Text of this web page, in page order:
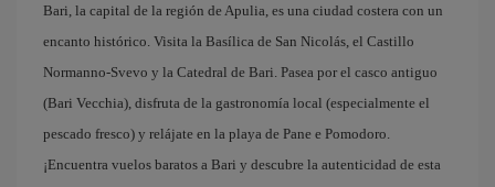
Bari, la capital de la región de Apulia, es una ciudad costera con un
encanto histórico. Visita la Basílica de San Nicolás, el Castillo
Normanno-Svevo y la Catedral de Bari. Pasea por el casco antiguo
(Bari Vecchia), disfruta de la gastronomía local (especialmente el
pescado fresco) y relájate en la playa de Pane e Pomodoro.
¡Encuentra vuelos baratos a Bari y descubre la autenticidad de esta